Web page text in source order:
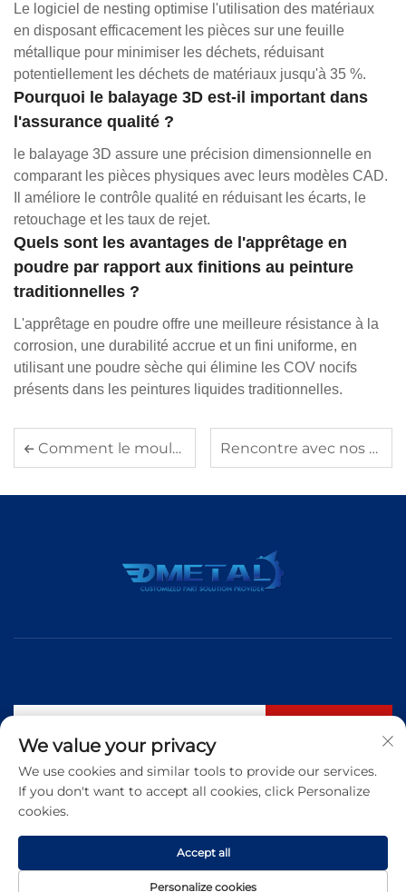
Le logiciel de nesting optimise l'utilisation des matériaux
en disposant efficacement les pièces sur une feuille
métallique pour minimiser les déchets, réduisant
potentiellement les déchets de matériaux jusqu'à 35 %.
Pourquoi le balayage 3D est-il important dans
l'assurance qualité ?
le balayage 3D assure une précision dimensionnelle en
comparant les pièces physiques avec leurs modèles CAD.
Il améliore le contrôle qualité en réduisant les écarts, le
retouchage et les taux de rejet.
Quels sont les avantages de l'apprêtage en
poudre par rapport aux finitions au peinture
traditionnelles ?
L'apprêtage en poudre offre une meilleure résistance à la
corrosion, une durabilité accrue et un fini uniforme, en
utilisant une poudre sèche qui élimine les COV nocifs
présents dans les peintures liquides traditionnelles.
Comment le moulage à la cire perdue garantit-il une haute précision pour les pièces complexes Rencontre avec nos clients sur site
Tél. :+86 183 5421 3960
We value your privacy
We use cookies and similar tools to provide our services.
If you don't want to accept all cookies, click Personalize
cookies.
Personalize cookies
Accept all